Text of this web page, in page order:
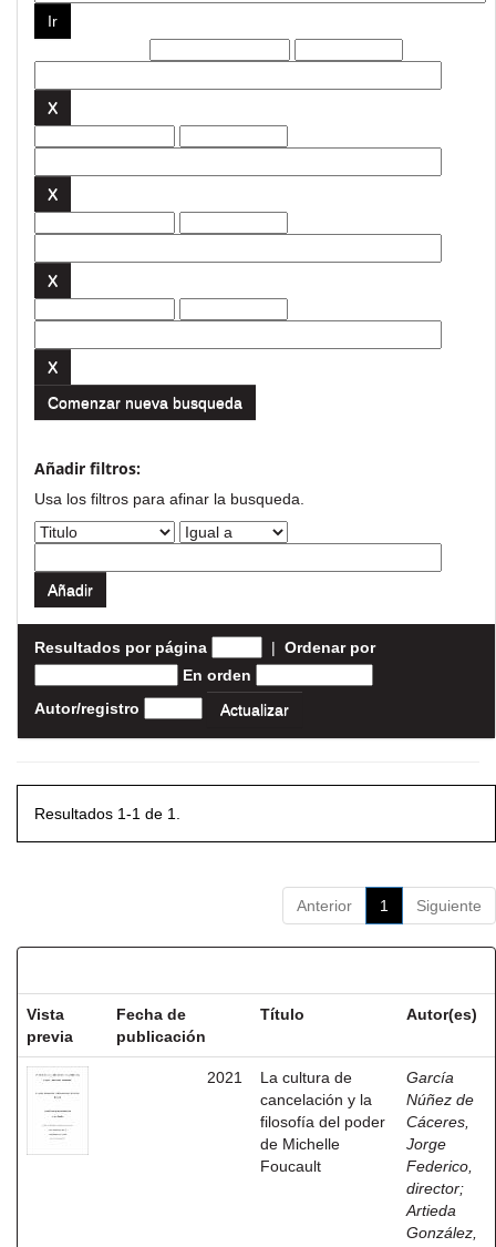
Comenzar nueva busqueda
Añadir filtros:
Usa los filtros para afinar la busqueda.
Resultados por página | Ordenar por
En orden
Autor/registro
Resultados 1-1 de 1.
Anterior 1 Siguiente
Vista
previa
Fecha de
publicación
Título Autor(es)
2021
La cultura de
cancelación y la
filosofía del poder
de Michelle
Foucault
García
Núñez de
Cáceres,
Jorge
Federico,
director;
Artieda
González,